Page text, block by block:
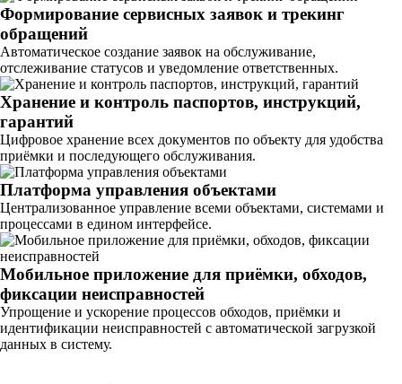
Формирование сервисных заявок и трекинг
обращений
Автоматическое создание заявок на обслуживание,
отслеживание статусов и уведомление ответственных.
Хранение и контроль паспортов, инструкций,
гарантий
Цифровое хранение всех документов по объекту для удобства
приёмки и последующего обслуживания.
Платформа управления объектами
Централизованное управление всеми объектами, системами и
процессами в едином интерфейсе.
Мобильное приложение для приёмки, обходов,
фиксации неисправностей
Упрощение и ускорение процессов обходов, приёмки и
идентификации неисправностей с автоматической загрузкой
данных в систему.